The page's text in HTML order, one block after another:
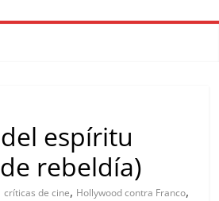
espíritu
rebeldía)
críticas de cine, Hollywood contra Franco,